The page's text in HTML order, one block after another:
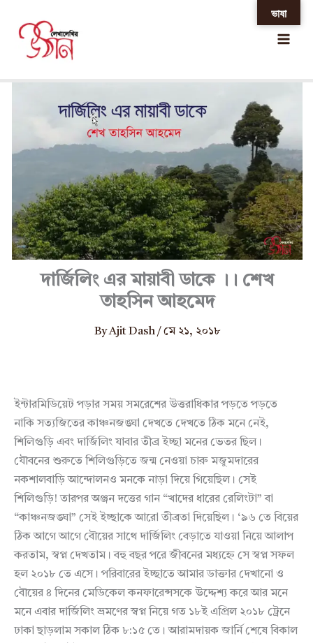
content
দার্জিলিং এর মায়াবী ডাকে ।। শেখ তাহসিন আহমেদ
দার্জিলিং এর মায়াবী ডাকে ।। শেখ
তাহসিন আহমেদ
ByAjit Dash/ মে ২১, ২০১৮
ইন্টারমিডিয়েট পড়ার সময় সমরেশের উত্তরাধিকার পড়তে পড়তে
নাকি সত্যজিতের কাঞ্চনজঙ্ঘা দেখতে দেখতে ঠিক মনে নেই,
শিলিগুড়ি এবং দার্জিলিং যাবার তীব্র ইচ্ছা মনের ভেতর ছিল।
যৌবনের শুরুতে শিলিগুড়িতে জন্ম নেওয়া চারু মজুমদারের
নকশালবাড়ি আন্দোলনও মনকে নাড়া দিয়ে গিয়েছিল। সেই
শিলিগুড়ি! তারপর অঞ্জন দত্তের গান “খাদের ধারের রেলিংটা” বা
“কাঞ্চনজঙ্ঘা” সেই ইচ্ছাকে আরো তীব্রতা দিয়েছিল। ‘৯৬ তে বিয়ের
ঠিক আগে আগে বৌয়ের সাথে দার্জিলিং বেড়াতে যাওয়া নিয়ে আলাপ
করতাম, স্বপ্ন দেখতাম। বহু বছর পরে জীবনের মধ্যহ্নে সে স্বপ্ন সফল
হল ২০১৮ তে এসে। পরিবারের ইচ্ছাতে আমার ডাক্তার দেখানো ও
বৌয়ের ৪ দিনের মেডিকেল কনফারেন্সসকে উদ্দেশ্য করে আর মনে
মনে এবার দার্জিলিং ভ্রমণের স্বপ্ন নিয়ে গত ১৮ই এপ্রিল ২০১৮ ট্রেনে
ঢাকা ছাড়লাম সকাল ঠিক ৮:১৫ তে। আরামদায়ক জার্নি শেষে বিকাল
ভাষা